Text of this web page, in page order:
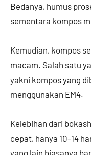
Bedanya, humus
sementara kompos
Kemudian, kompos
macam. Salah satu
yakni kompos yang
menggunakan EM4.
Kelebihan dari
cepat, hanya 10-14
yang lain biasanya